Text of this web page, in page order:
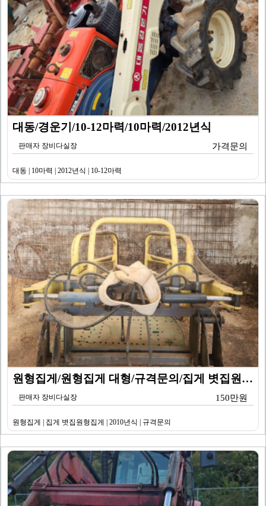
대동/경운기/10-12마력/10마력/2012년식
판매자 장비다실장 가격문의
대동 | 10마력 | 2012년식 | 10-12마력
원형집게/원형집게 대형/규격문의/집게 볏집원형집게/20…
판매자 장비다실장 150만원
원형집게 | 집게 볏집원형집게 | 2010년식 | 규격문의